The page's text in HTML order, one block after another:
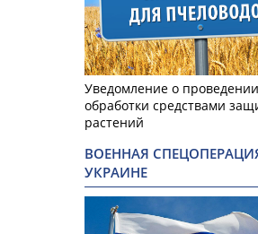
Уведомление о проведении
обработки средствами
растений
ВОЕННАЯ
УКРАИНЕ